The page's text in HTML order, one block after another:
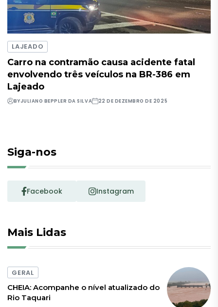
LAJEADO
Carro na contramão causa acidente fatal
envolvendo três veículos na BR-386 em
Lajeado
BYJULIANO BEPPLER DA SILVA 22 DE DEZEMBRO DE 2025
Siga-nos
Facebook Instagram
Mais Lidas
GERAL
CHEIA: Acompanhe o nível atualizado do
Rio Taquari